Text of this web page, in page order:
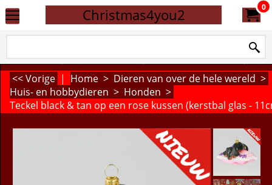
Christmas4you2 0
<< Vorige | Home > Dieren van over de hele wereld >
Huis- en hobbydieren > Honden >
Teckel black & tan op een rose kussen (kerstbal glas -